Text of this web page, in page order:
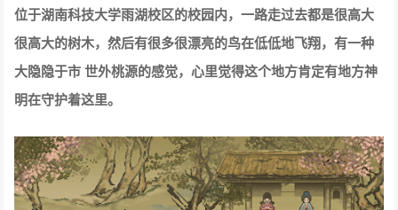
位于湖南科技大学雨湖校区的校园内，一路走过去都是很高大
很高大的树木，然后有很多很漂亮的鸟在低低地飞翔，有一种
大隐隐于市 世外桃源的感觉，心里觉得这个地方肯定有地方神
明在守护着这里。